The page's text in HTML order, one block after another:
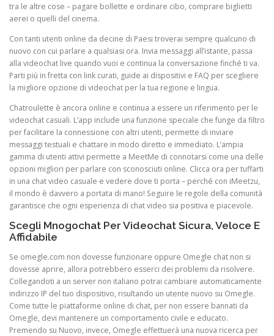
tra le altre cose – pagare bollette e ordinare cibo, comprare biglietti
aerei o quelli del cinema.
Con tanti utenti online da decine di Paesi troverai sempre qualcuno di
nuovo con cui parlare a qualsiasi ora. Invia messaggi all’istante, passa
alla videochat live quando vuoi e continua la conversazione finché ti va.
Parti più in fretta con link curati, guide ai dispositivi e FAQ per scegliere
la migliore opzione di videochat per la tua regione e lingua.
Chatroulette è ancora online e continua a essere un riferimento per le
videochat casuali. L’app include una funzione speciale che funge da filtro
per facilitare la connessione con altri utenti, permette di inviare
messaggi testuali e chattare in modo diretto e immediato. L’ampia
gamma di utenti attivi permette a MeetMe di connotarsi come una delle
opzioni migliori per parlare con sconosciuti online. Clicca ora per tuffarti
in una chat video casuale e vedere dove ti porta – perché con iMeetzu,
il mondo è davvero a portata di mano! Seguire le regole della comunità
garantisce che ogni esperienza di chat video sia positiva e piacevole.
Scegli Mnogochat Per Videochat Sicura, Veloce E
Affidabile
Se omegle.com non dovesse funzionare oppure Omegle chat non si
dovesse aprire, allora potrebbero esserci dei problemi da risolvere.
Collegandoti a un server non italiano potrai cambiare automaticamente
indirizzo IP del tuo dispositivo, risultando un utente nuovo su Omegle.
Come tutte le piattaforme online di chat, per non essere bannati da
Omegle, devi mantenere un comportamento civile e educato.
Premendo su Nuovo, invece, Omegle effettuerà una nuova ricerca per